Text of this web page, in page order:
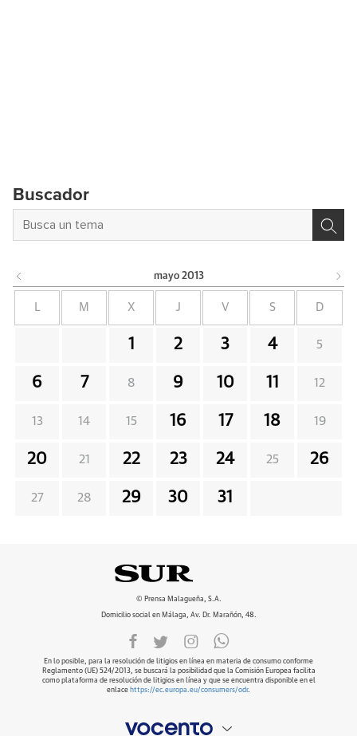
Buscador
mayo 2013
L M X J V S D
1 2 3 4 5
6 7 8 9 10 11 12
13 14 15 16 17 18 19
20 21 22 23 24 25 26
27 28 29 30 31
© Prensa Malagueña, S.A.
Domicilio social en Málaga, Av. Dr. Marañón, 48.
En lo posible, para la resolución de litigios en línea en materia de consumo conforme
Reglamento (UE) 524/2013, se buscará la posibilidad que la Comisión Europea facilita
como plataforma de resolución de litigios en línea y que se encuentra disponible en el
enlace https://ec.europa.eu/consumers/odr.